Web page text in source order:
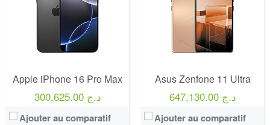
Apple iPhone 16 Pro Max
300,625.00 د.ج
Ajouter au comparatif
Asus Zenfone 11 Ultra
647,130.00 د.ج
Ajouter au comparatif